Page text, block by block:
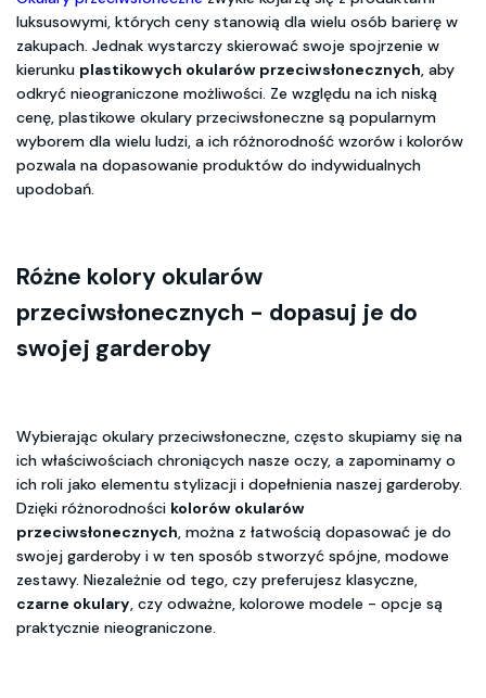
luksusowymi, których ceny stanowią dla wielu osób barierę w
zakupach. Jednak wystarczy skierować swoje spojrzenie w
kierunku plastikowych okularów przeciwsłonecznych, aby
odkryć nieograniczone możliwości. Ze względu na ich niską
cenę, plastikowe okulary przeciwsłoneczne są popularnym
wyborem dla wielu ludzi, a ich różnorodność wzorów i kolorów
pozwala na dopasowanie produktów do indywidualnych
upodobań.
Różne kolory okularów
przeciwsłonecznych - dopasuj je do
swojej garderoby
Wybierając okulary przeciwsłoneczne, często skupiamy się na
ich właściwościach chroniących nasze oczy, a zapominamy o
ich roli jako elementu stylizacji i dopełnienia naszej garderoby.
Dzięki różnorodności kolorów okularów
przeciwsłonecznych, można z łatwością dopasować je do
swojej garderoby i w ten sposób stworzyć spójne, modowe
zestawy. Niezależnie od tego, czy preferujesz klasyczne,
czarne okulary, czy odważne, kolorowe modele - opcje są
praktycznie nieograniczone.